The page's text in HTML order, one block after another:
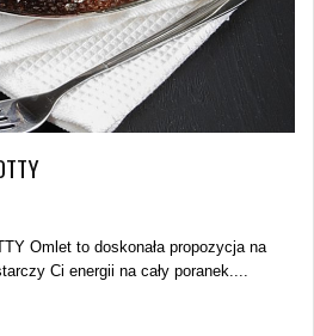
Omlet to doskonała propozycja na
Ci energii na cały poranek....